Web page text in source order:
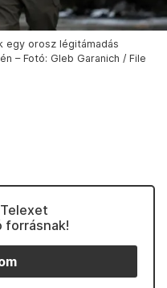
egy orosz légitámadás
– Fotó: Gleb Garanich / File
forrásnak!